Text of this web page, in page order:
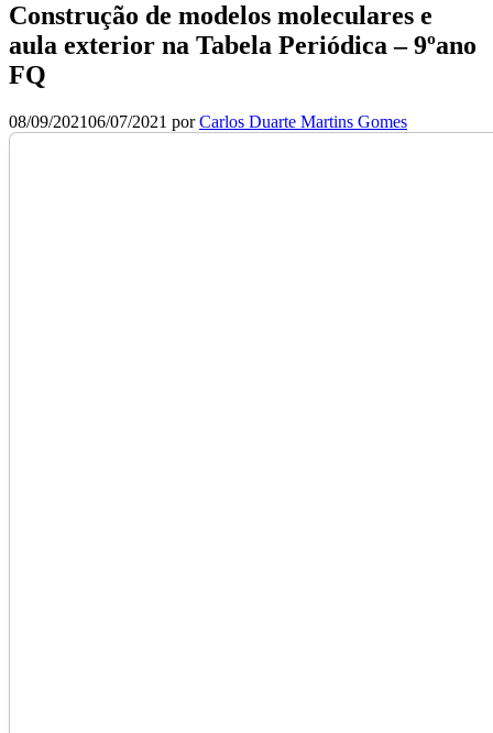
Construção de modelos moleculares e
aula exterior na Tabela Periódica – 9ºano
FQ
08/09/202106/07/2021 porCarlos Duarte Martins Gomes